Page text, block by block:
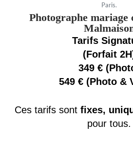
Paris.
Photographe
Tarifs
(Forfait
349 €
549 € (Photo &
Ces tarifs sont fixes,
pour tous.